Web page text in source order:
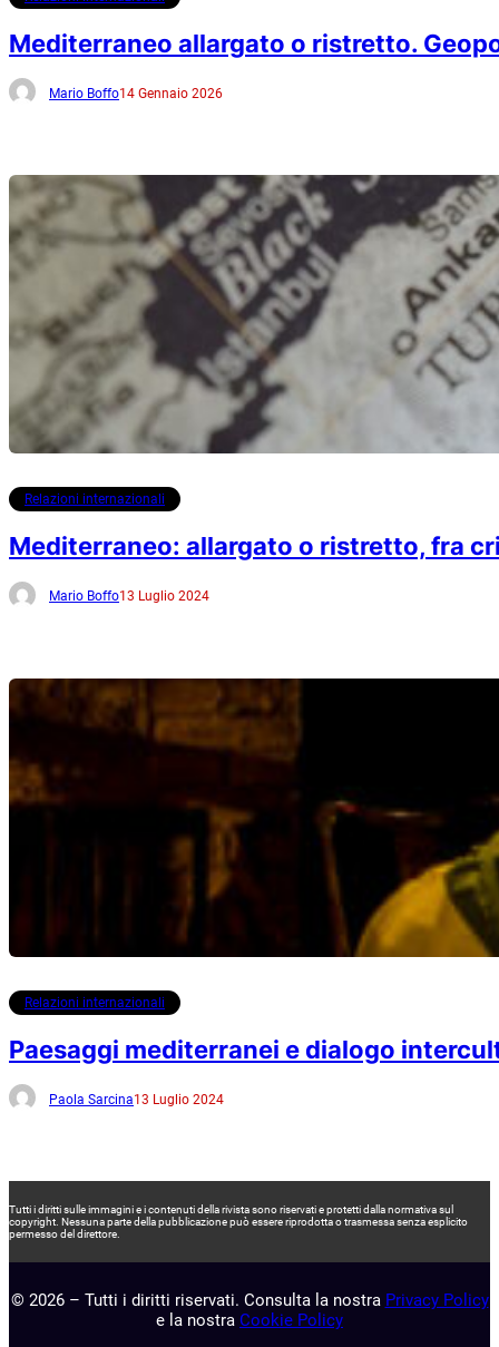
Mediterraneo allargato o ristretto.
Mario Boffo14 Gennaio 2026
Relazioni internazionali
Mediterraneo: allargato o ristretto, fra
Mario Boffo13 Luglio 2024
Relazioni internazionali
Paesaggi mediterranei e dialogo
Paola Sarcina13 Luglio 2024
Tutti i diritti sulle immagini e i contenuti della rivista sono riservati e protetti dalla normativa sul
copyright. Nessuna parte della pubblicazione può essere riprodotta o trasmessa senza esplicito
permesso del direttore.
© 2026 – Tutti i diritti riservati. Consulta la nostra Privacy Policy
e la nostra Cookie Policy